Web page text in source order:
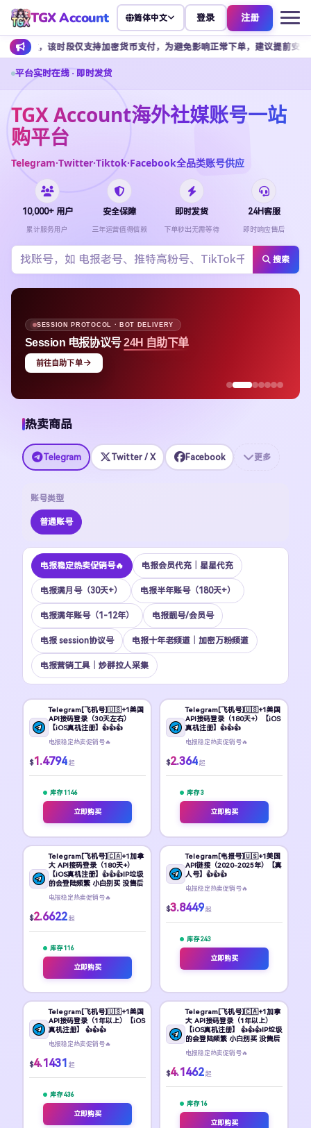
TGX Account 简体中文 登录 注册
仅支持加密货币支付，为避免影响正常下单，建议提前安排余额充值。
平台实时在线 · 即时发货
TGX Account海外社媒账号一站
购平台
Telegram·Twitter·Tiktok·Facebook全品类账号供应
10,000+ 用户
累计服务用户
安全保障
三年运营值得信赖
即时发货
下单秒出无需等待
24H客服
即时响应售后
搜索
SESSION PROTOCOL · BOT DELIVERY
Session 电报协议号24H 自助下单
前往自助下单
热卖商品
Telegram Twitter / X Facebook 更多
账号类型
普通账号
电报稳定热卖促销号🔥 电报会员代充｜星星代充
电报满月号（30天+） 电报半年账号（180天+）
电报满年账号（1-12年） 电报靓号/会员号
电报 session协议号 电报十年老频道｜加密万粉频道
电报营销工具｜炒群拉人采集
Telegram[飞机号]🇺🇸+1美国
API接码登录（30天左右）
【iOS真机注册】👍👍👍
电报稳定热卖促销号🔥
$1.4794 起
库存 1146
立即购买
Telegram[飞机号]🇺🇸+1美国
API接码登录（180天+）【iOS
真机注册】👍👍👍
电报稳定热卖促销号🔥
$2.364 起
库存 3
立即购买
Telegram[飞机号]🇨🇦+1加拿
大 API接码登录（180天+）
【iOS真机注册】👍👍👍IP垃圾
的会登陆频繁 小白别买 没售后
电报稳定热卖促销号🔥
$2.6622 起
库存 116
立即购买
Telegram[电报号]🇺🇸+1美国
API链接（2020-2025年）【真
人号】👍👍👍
电报稳定热卖促销号🔥
$3.8449 起
库存 243
立即购买
Telegram[飞机号]🇺🇸+1美国
API接码登录（1年以上）【iOS
真机注册】 👍👍👍
电报稳定热卖促销号🔥
$4.1431 起
库存 436
立即购买
Telegram[飞机号]🇨🇦+1加拿
大 API接码登录（1年以上）
【iOS真机注册】 👍👍👍IP垃圾
的会登陆频繁 小白别买 没售后
电报稳定热卖促销号🔥
$4.1462 起
库存 16
立即购买